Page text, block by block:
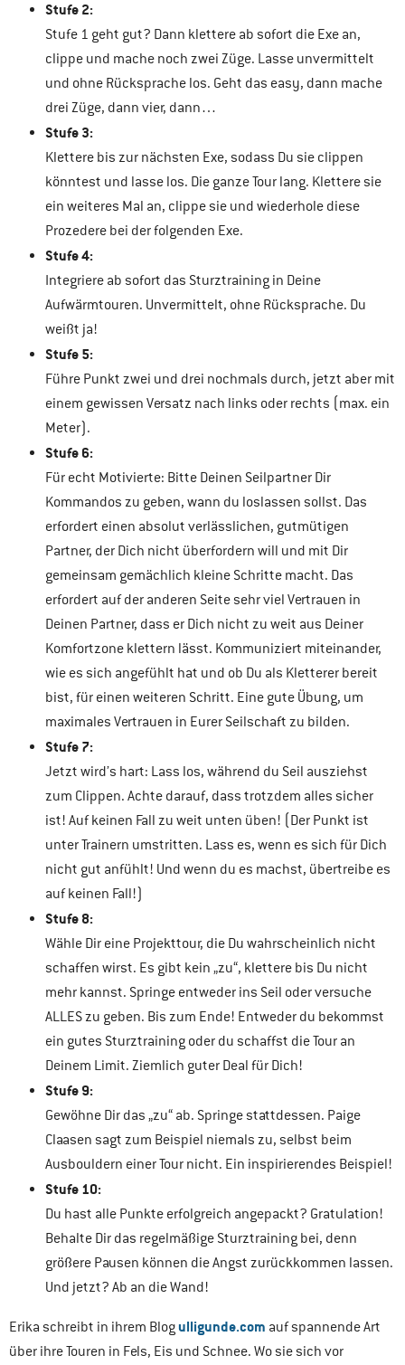
Stufe 2:
Stufe 1 geht gut? Dann klettere ab sofort die Exe an,
clippe und mache noch zwei Züge. Lasse unvermittelt
und ohne Rücksprache los. Geht das easy, dann mache
drei Züge, dann vier, dann…
Stufe 3:
Klettere bis zur nächsten Exe, sodass Du sie clippen
könntest und lasse los. Die ganze Tour lang. Klettere sie
ein weiteres Mal an, clippe sie und wiederhole diese
Prozedere bei der folgenden Exe.
Stufe 4:
Integriere ab sofort das Sturztraining in Deine
Aufwärmtouren. Unvermittelt, ohne Rücksprache. Du
weißt ja!
Stufe 5:
Führe Punkt zwei und drei nochmals durch, jetzt aber mit
einem gewissen Versatz nach links oder rechts (max. ein
Meter).
Stufe 6:
Für echt Motivierte: Bitte Deinen Seilpartner Dir
Kommandos zu geben, wann du loslassen sollst. Das
erfordert einen absolut verlässlichen, gutmütigen
Partner, der Dich nicht überfordern will und mit Dir
gemeinsam gemächlich kleine Schritte macht. Das
erfordert auf der anderen Seite sehr viel Vertrauen in
Deinen Partner, dass er Dich nicht zu weit aus Deiner
Komfortzone klettern lässt. Kommuniziert miteinander,
wie es sich angefühlt hat und ob Du als Kletterer bereit
bist, für einen weiteren Schritt. Eine gute Übung, um
maximales Vertrauen in Eurer Seilschaft zu bilden.
Stufe 7:
Jetzt wird’s hart: Lass los, während du Seil ausziehst
zum Clippen. Achte darauf, dass trotzdem alles sicher
ist! Auf keinen Fall zu weit unten üben! (Der Punkt ist
unter Trainern umstritten. Lass es, wenn es sich für Dich
nicht gut anfühlt! Und wenn du es machst, übertreibe es
auf keinen Fall!)
Stufe 8:
Wähle Dir eine Projekttour, die Du wahrscheinlich nicht
schaffen wirst. Es gibt kein „zu“, klettere bis Du nicht
mehr kannst. Springe entweder ins Seil oder versuche
ALLES zu geben. Bis zum Ende! Entweder du bekommst
ein gutes Sturztraining oder du schaffst die Tour an
Deinem Limit. Ziemlich guter Deal für Dich!
Stufe 9:
Gewöhne Dir das „zu“ ab. Springe stattdessen. Paige
Claasen sagt zum Beispiel niemals zu, selbst beim
Ausbouldern einer Tour nicht. Ein inspirierendes Beispiel!
Stufe 10:
Du hast alle Punkte erfolgreich angepackt? Gratulation!
Behalte Dir das regelmäßige Sturztraining bei, denn
größere Pausen können die Angst zurückkommen lassen.
Und jetzt? Ab an die Wand!
Erika schreibt in ihrem Blogulligunde.com auf spannende Art
über ihre Touren in Fels, Eis und Schnee. Wo sie sich vor